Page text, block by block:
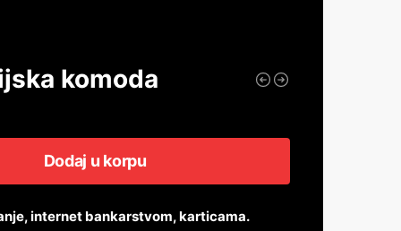
komoda
Dodaj u korpu
internet bankarstvom, karticama.